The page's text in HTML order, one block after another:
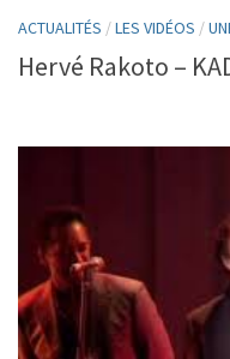
ACTUALITÉS /LES VIDÉOS /
Hervé Rakoto –